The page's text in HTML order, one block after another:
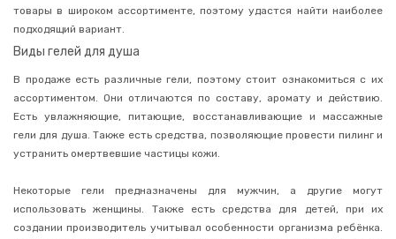
Уход
телом
Дезодоранты
и
антиперспиранты
Мыло
Гели
для
душа
Пены
для
ванн,
бомбочки
товары в широком ассортименте, поэтому удастся найти наиболее
подходящий вариант.
Виды гелей для душа
В продаже есть различные гели, поэтому стоит ознакомиться с их
ассортиментом. Они отличаются по составу, аромату и действию.
Есть увлажняющие, питающие, восстанавливающие и массажные
гели для душа. Также есть средства, позволяющие провести пилинг и
устранить омертвевшие частицы кожи.
Некоторые гели предназначены для мужчин, а другие могут
использовать женщины. Также есть средства для детей, при их
создании производитель учитывал особенности организма ребёнка.